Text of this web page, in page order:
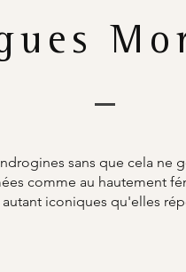
sans que cela ne
comme au hautement
iconiques qu'elles